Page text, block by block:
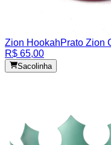
Zion HookahPrato Zion
R$ 65,00
Sacolinha